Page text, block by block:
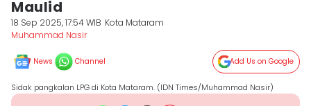
Maulid
18 Sep 2025, 17:54 WIB Kota Mataram
Muhammad Nasir
News Channel Add Us on Google
Sidak pangkalan LPG di Kota Mataram. (IDN Times/Muhammad Nasir)